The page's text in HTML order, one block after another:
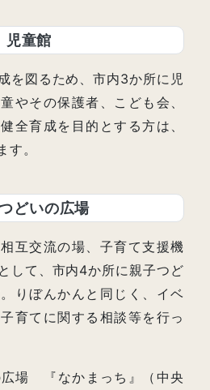
児童館
を図るため、市内3か所に児
やその保護者、こども会、
全育成を目的とする方は、
す。
どいの広場
互交流の場、子育て支援機
して、市内4か所に親子つど
りぼんかんと同じく、イベ
育てに関する相談等を行っ
場 『なかまっち』（中央